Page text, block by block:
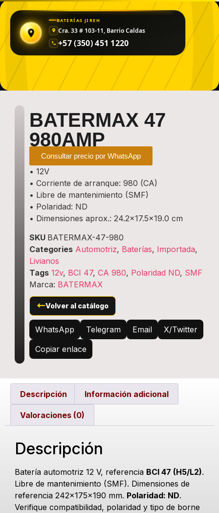
BATERÍAS JIREH
Cra. 33 # 103-11, Barrio Caldas
+57 (350) 451 1220
BATERMAX 47
980AMP
Precio de la BATERÍA:
Consultar precio por WhatsApp
• 12V
• Corriente de arranque: 980 (CA)
• Libre de mantenimiento (SMF)
• Polaridad: ND
• Dimensiones aprox.: 24.2×17.5×19.0 cm
SKU BATERMAX-47-980
Categories Automotriz, Baterías, Importada,
Livianos
Tags 12v, BCI 47, CA 980, Polaridad ND, SMF
Marca: BATERMAX
←Volver al catálogo
WhatsApp Telegram Email
X/Twitter
Copiar enlace
Descripción Información adicional
Valoraciones (0)
Descripción
Batería automotriz 12 V, referencia BCI 47 (H5/L2).
Libre de mantenimiento (SMF). Dimensiones de
referencia 242×175×190 mm. Polaridad: ND.
Verifique compatibilidad, polaridad y tipo de borne